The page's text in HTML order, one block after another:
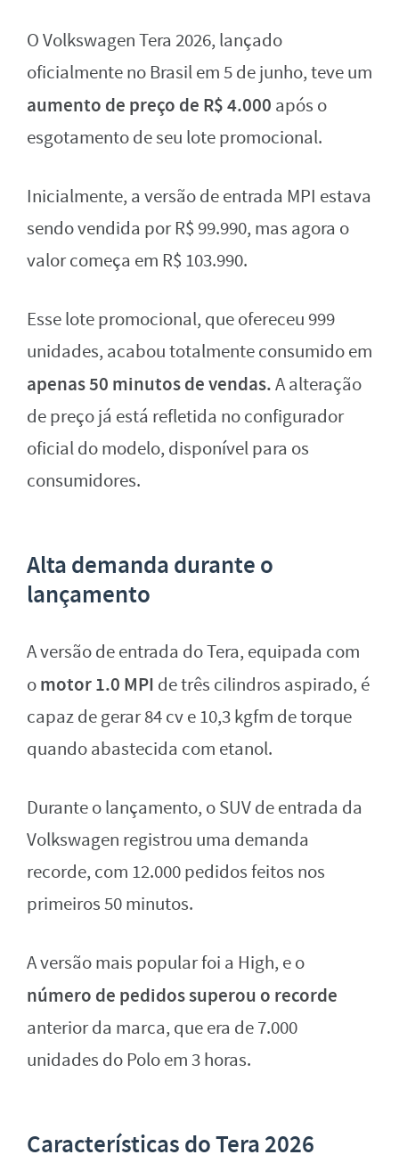
O Volkswagen Tera 2026, lançado
oficialmente no Brasil em 5 de junho, teve um
aumento de preço de R$ 4.000 após o
esgotamento de seu lote promocional.
Inicialmente, a versão de entrada MPI estava
sendo vendida por R$ 99.990, mas agora o
valor começa em R$ 103.990.
Esse lote promocional, que ofereceu 999
unidades, acabou totalmente consumido em
apenas 50 minutos de vendas.A alteração
de preço já está refletida no configurador
oficial do modelo, disponível para os
consumidores.
Alta demanda durante o
lançamento
A versão de entrada do Tera, equipada com
omotor 1.0 MPI de três cilindros aspirado, é
capaz de gerar 84 cv e 10,3 kgfm de torque
quando abastecida com etanol.
Durante o lançamento, o SUV de entrada da
Volkswagen registrou uma demanda
recorde, com 12.000 pedidos feitos nos
primeiros 50 minutos.
A versão mais popular foi a High, e o
número de pedidos superou o recorde
anterior da marca, que era de 7.000
unidades do Polo em 3 horas.
Características do Tera 2026